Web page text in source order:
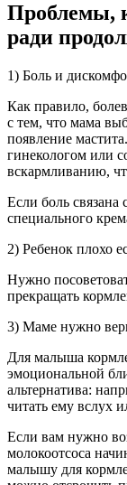
Проблемы,
ради
1) Боль и
Как правило,
с тем, что мама
появление
гинекологом или
вскармливанию,
Если боль связана
специального
2) Ребенок плохо
Нужно
прекращать
3) Маме нужно
Для малыша
эмоциональной
альтернатива:
читать ему вслух
Если вам нужно
молокоотсоса
малышу для